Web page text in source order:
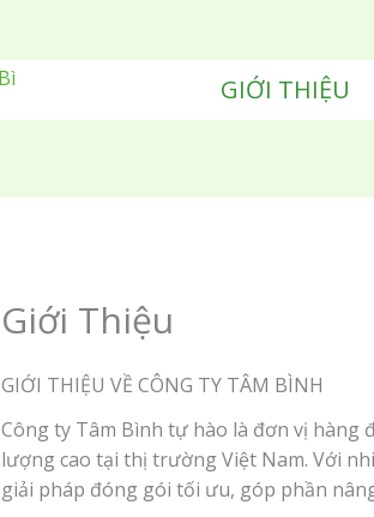
GIỚI THIỆU
Giới Thiệu
GIỚI THIỆU VỀ CÔNG TY TÂM BÌNH
Công ty Tâm Bình tự hào là đơn vị hàng
lượng cao tại thị trường Việt Nam. Với
giải pháp đóng gói tối ưu, góp phần